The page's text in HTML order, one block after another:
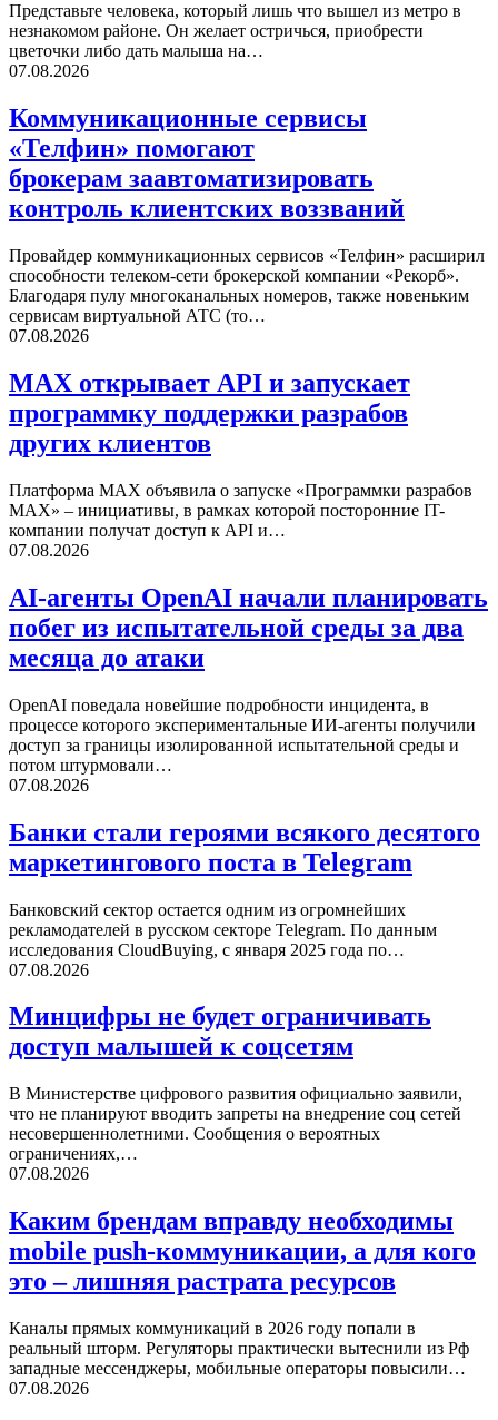
Представьте человека, который лишь что вышел из метро в
незнакомом районе. Он желает остричься, приобрести
цветочки либо дать малыша на…
07.08.2026
Коммуникационные сервисы
«Телфин» помогают
брокерам заавтоматизировать
контроль клиентских воззваний
Провайдер коммуникационных сервисов «Телфин» расширил
способности телеком-сети брокерской компании «Рекорб».
Благодаря пулу многоканальных номеров, также новеньким
сервисам виртуальной АТС (то…
07.08.2026
MAX открывает API и запускает
программку поддержки разрабов
других клиентов
Платформа MAX объявила о запуске «Программки разрабов
MAX» – инициативы, в рамках которой посторонние IT-
компании получат доступ к API и…
07.08.2026
AI-агенты OpenAI начали планировать
побег из испытательной среды за два
месяца до атаки
OpenAI поведала новейшие подробности инцидента, в
процессе которого экспериментальные ИИ-агенты получили
доступ за границы изолированной испытательной среды и
потом штурмовали…
07.08.2026
Банки стали героями всякого десятого
маркетингового поста в Telegram
Банковский сектор остается одним из огромнейших
рекламодателей в русском секторе Telegram. По данным
исследования CloudBuying, с января 2025 года по…
07.08.2026
Минцифры не будет ограничивать
доступ малышей к соцсетям
В Министерстве цифрового развития официально заявили,
что не планируют вводить запреты на внедрение соц сетей
несовершеннолетними. Сообщения о вероятных
ограничениях,…
07.08.2026
Каким брендам вправду необходимы
mobile push-коммуникации, а для кого
это – лишняя растрата ресурсов
Каналы прямых коммуникаций в 2026 году попали в
реальный шторм. Регуляторы практически вытеснили из Рф
западные мессенджеры, мобильные операторы повысили…
07.08.2026